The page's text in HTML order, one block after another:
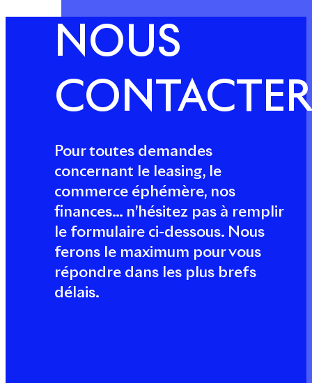
NOUS
CONTACTER
Pour toutes demandes
concernant le leasing, le
commerce éphémère, nos
finances… n’hésitez pas à remplir
le formulaire ci-dessous. Nous
ferons le maximum pour vous
répondre dans les plus brefs
délais.